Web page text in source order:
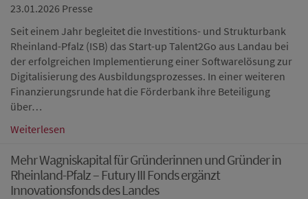
23.01.2026 Presse
Seit einem Jahr begleitet die Investitions- und Strukturbank
Rheinland-Pfalz (ISB) das Start-up Talent2Go aus Landau bei
der erfolgreichen Implementierung einer Softwarelösung zur
Digitalisierung des Ausbildungsprozesses. In einer weiteren
Finanzierungsrunde hat die Förderbank ihre Beteiligung
über…
Weiterlesen
Mehr Wagniskapital für Gründerinnen und Gründer in
Rheinland-Pfalz – Futury III Fonds ergänzt
Innovationsfonds des Landes